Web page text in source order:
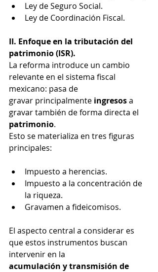
Ley de Seguro Social.
Ley de Coordinación Fiscal.
II. Enfoque en la tributación del
patrimonio (ISR).
La reforma introduce un cambio
relevante en el sistema fiscal
mexicano: pasa de
gravar principalmente ingresos a
gravar también de forma directa el
patrimonio.
Esto se materializa en tres figuras
principales:
Impuesto a herencias.
Impuesto a la concentración de
la riqueza.
Gravamen a fideicomisos.
El aspecto central a considerar es
que estos instrumentos buscan
intervenir en la
acumulación y transmisión de